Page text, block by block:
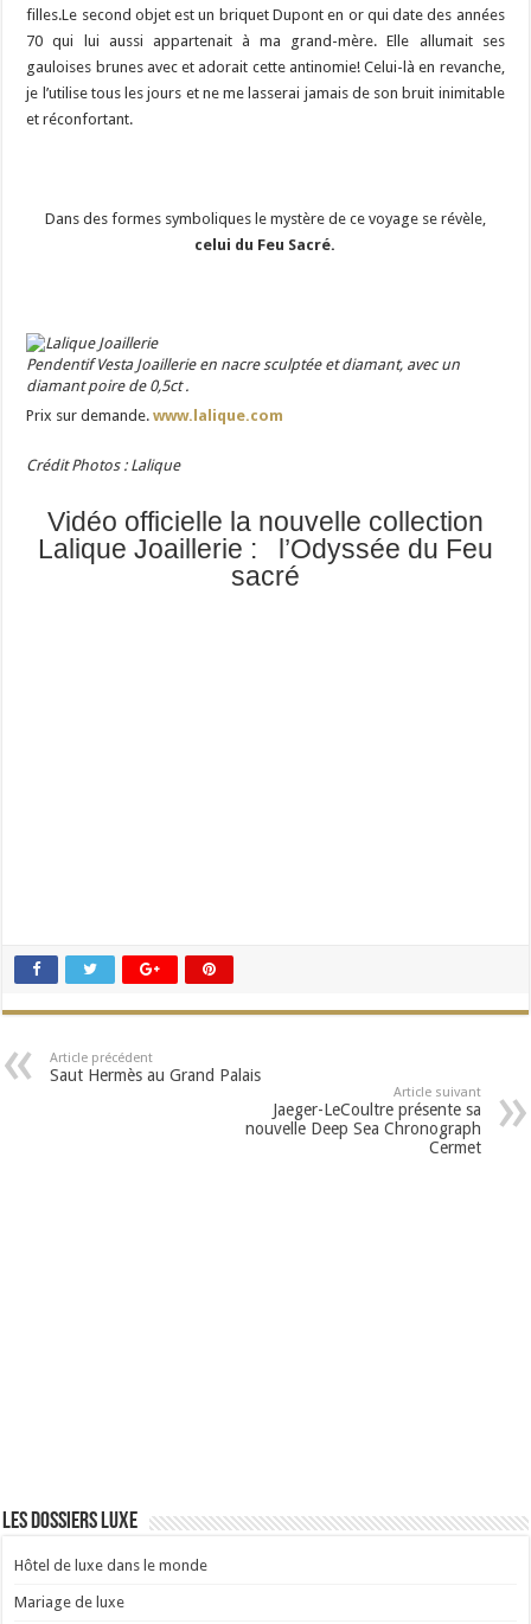
filles.Le second objet est un briquet Dupont en or qui date des années
70 qui lui aussi appartenait à ma grand-mère. Elle allumait ses
gauloises brunes avec et adorait cette antinomie! Celui-là en revanche,
je l’utilise tous les jours et ne me lasserai jamais de son bruit inimitable
et réconfortant.
Dans des formes symboliques le mystère de ce voyage se révèle,
celui du Feu Sacré.
Pendentif Vesta Joaillerie en nacre sculptée et diamant, avec un
diamant poire de 0,5ct .
Prix sur demande.www.lalique.com
Crédit Photos : Lalique
Vidéo officielle la nouvelle collection
Lalique Joaillerie : l’Odyssée du Feu
sacré
Article précédent
Saut Hermès au Grand Palais
Article suivant
Jaeger-LeCoultre présente sa
nouvelle Deep Sea Chronograph
Cermet
Les dossiers luxe
Hôtel de luxe dans le monde
Mariage de luxe